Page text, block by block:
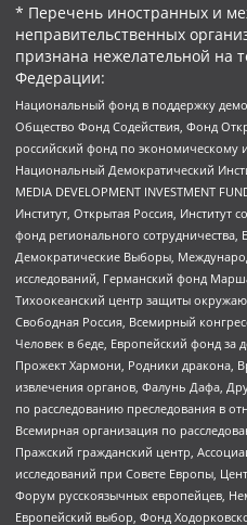
* Перечень иностранных и
неправительственных
признана нежелательной на
Федерации:
Национальный фонд в поддержку
Общество Фонд Содействия, Фонд
российский фонд по экономическому
Национальный Демократический
MEDIA DEVELOPMENT INVESTMENT
Институт, Открытая Россия,
фонд регионального сотрудничества,
Демократические Выборы,
исследований, Германский фонд
Тихоокеанский центр защиты
Свободная Россия, Всемирный
Человек в беде, Европейский фонд
Прожект Хармони, Родники дракона,
извлечения органов, Фалунь Дафа,
по расследованию преследования в
Всемирная организация по
Пражский гражданский центр,
исследований при Совете Европы,
Форум русскоязычных европейцев,
Европейский выбор, Фонд